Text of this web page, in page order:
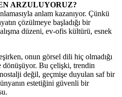
ARZULUYORUZ?
anlam kazanıyor. Çünkü
çözülmeye başladığı bir
düzeni, ev-ofis kültürü, esnek
onun görsel dili hiç olmadığı
dönüşüyor. Bu çelişki, trendin
değil, geçmişe duyulan saf bir
estetiğini güvenli bir